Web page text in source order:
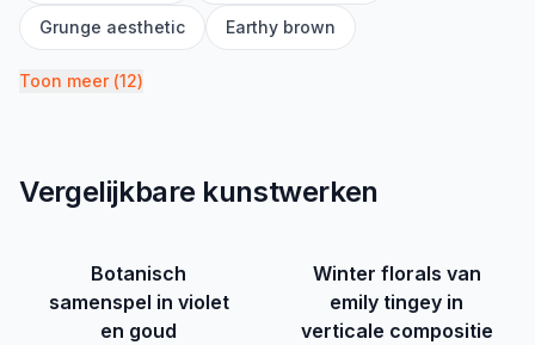
Grunge aesthetic Earthy brown
Toon meer(12)
Vergelijkbare kunstwerken
Botanisch
samenspel in violet
en goud
Winter florals van
emily tingey in
verticale compositie